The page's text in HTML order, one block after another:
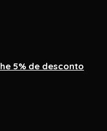
5% de desconto